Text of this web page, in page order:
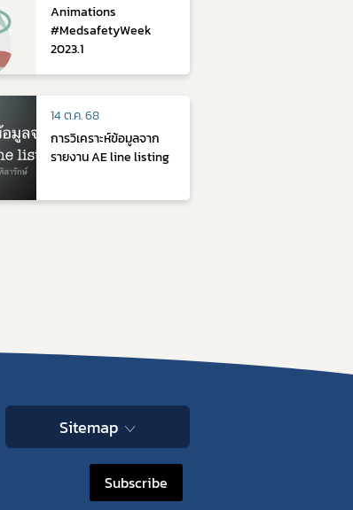
Animations
#MedsafetyWeek
2023.1
14 ต.ค. 68
การวิเคราะห์ข้อมูลจาก
รายงาน AE line listing
Sitemap
Subscribe